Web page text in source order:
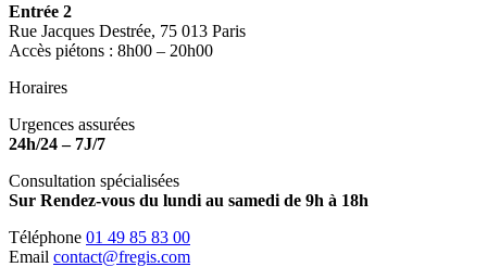
Entrée 2
Rue Jacques Destrée, 75 013 Paris
Accès piétons : 8h00 – 20h00
Horaires
Urgences assurées
24h/24 – 7J/7
Consultation spécialisées
Sur Rendez-vous du lundi au samedi de 9h à 18h
Téléphone 01 49 85 83 00
Email contact@fregis.com